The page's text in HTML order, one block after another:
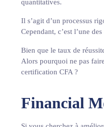
quantitatives.
Il s’agit d’un processus
Cependant, c’est l’une
Bien que le taux de
Alors pourquoi ne pas
certification CFA ?
Financial